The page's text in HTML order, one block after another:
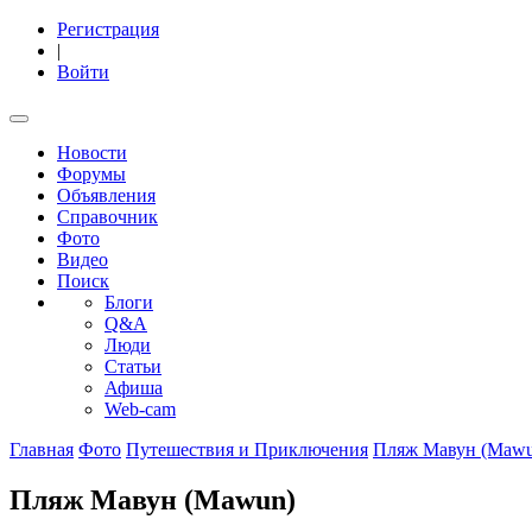
Регистрация
|
Войти
Новости
Форумы
Объявления
Справочник
Фото
Видео
Поиск
Блоги
Q&A
Люди
Статьи
Афиша
Web-cam
Главная Фото Путешествия и Приключения Пляж Мавун
Пляж Мавун (Mawun)